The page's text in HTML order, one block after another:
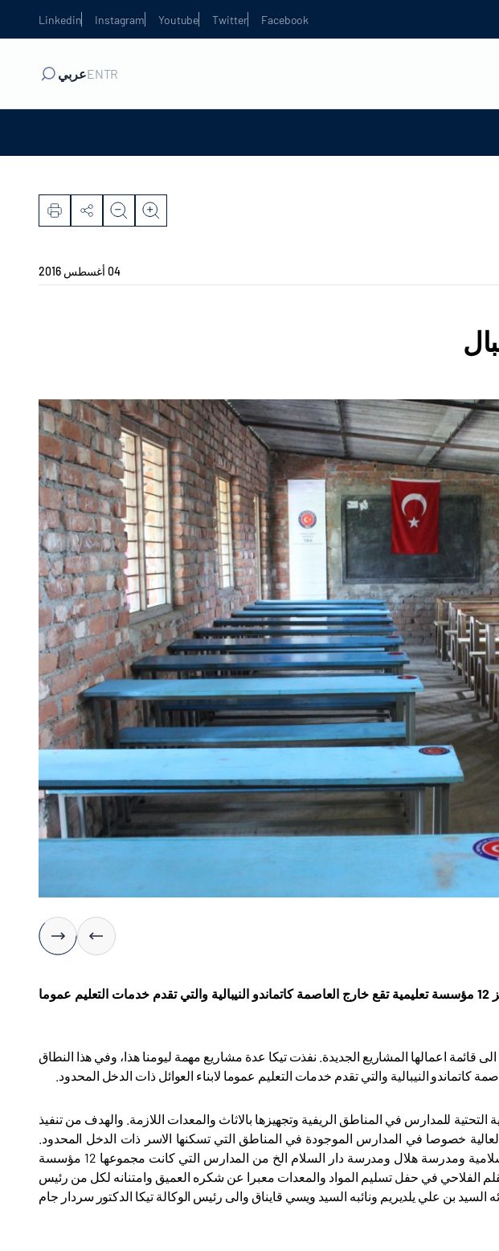
Facebook
Twitter
Youtube
Instagram
Linkedin
TR
ENعربي
04 أغسطس 2016
تتولى رئاسة الوكالة التركية للتعاون والتنسيق (تيكا) تجهيز 12 مؤسسة تعليمية تقع خارج العاصمة كاتماندو النيبالية والتي تقدم خدمات التعليم عموما
قائمة اعمالها المشاريع الجديدة. نفذت تيكا عدة مشاريع مهمة ليومنا هذا، وفي هذا النطاق
للمدارس في المناطق الريفية وتجهيزها بالاثاث والمعدات اللازمة. والهدف من تنفيذ
خصوصا في المدارس الموجودة في المناطق التي تسكنها الاسر ذات الدخل المحدود.
وشملت الدعم والتجهيز كل من المؤسسات: الجامعة الاسلامية ومدرسة هلال ومدرسة دار السلام الخ من المدارس التي كانت مجموعها 12 مؤسسة
الفلاحي في حفل تسليم المواد والمعدات معبرا عن شكره العميق وامتنانه لكل من رئيس
بن علي يلديريم ونائبه السيد ويسي قايناق والى رئيس الوكالة تيكا الدكتور سردار جام